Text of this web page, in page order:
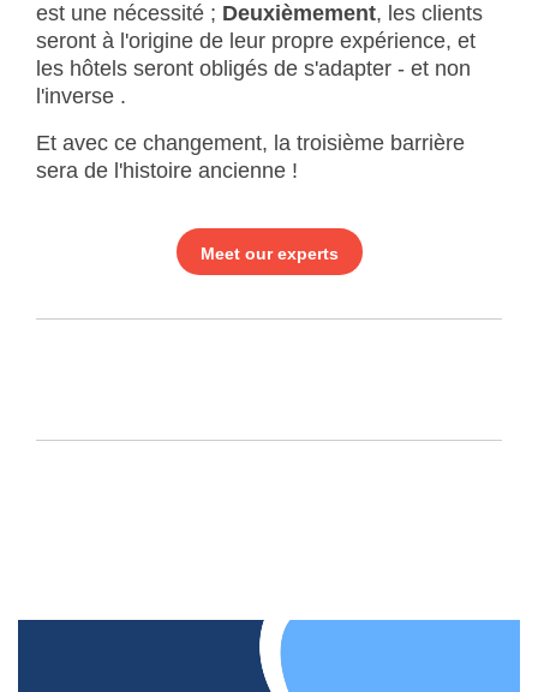
est une nécessité ; Deuxièmement, les clients
seront à l'origine de leur propre expérience, et
les hôtels seront obligés de s'adapter - et non
l'inverse .
Et avec ce changement, la troisième barrière
sera de l'histoire ancienne !
Meet our experts